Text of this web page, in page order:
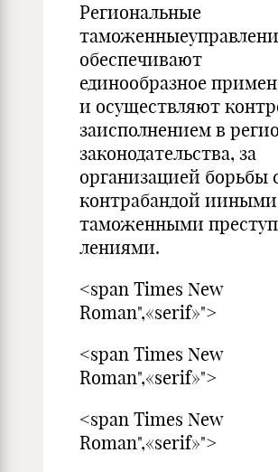
Региональные
обеспечивают
единообразное
и осуществляют
заисполнением в
законодательства, за
организацией борьбы
контрабандой ииными
таможенными
лениями.
<span Times New
Roman",«serif»">
<span Times New
Roman",«serif»">
<span Times New
Roman",«serif»">